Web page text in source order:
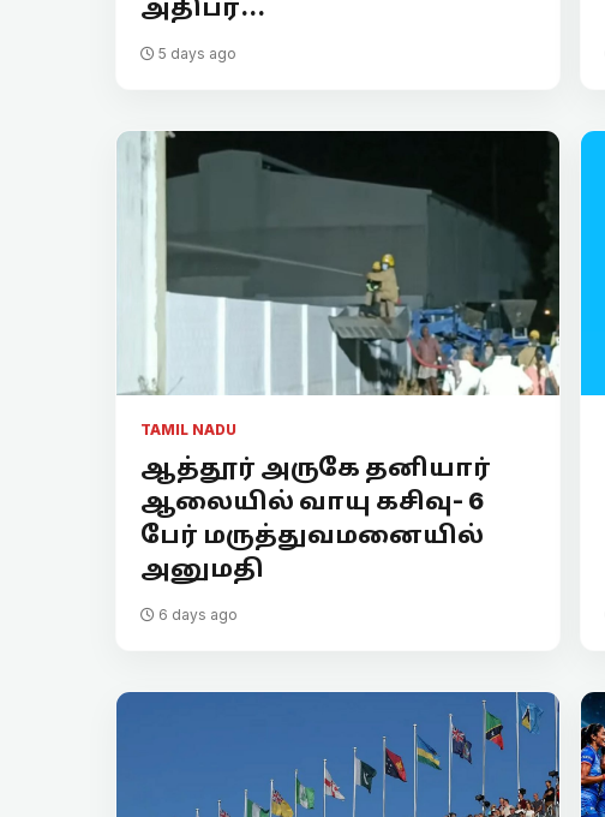
அதிபர்...
5 days ago
TAMIL NADU
ஆத்தூர் அருகே தனியார்
ஆலையில் வாயு கசிவு- 6
பேர் மருத்துவமனையில்
அனுமதி
6 days ago